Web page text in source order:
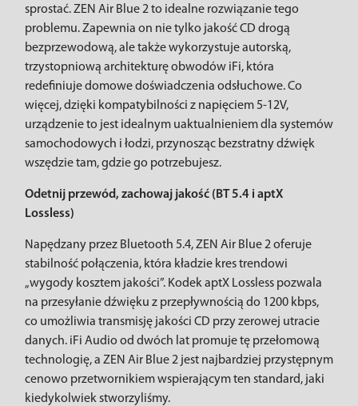
sprostać. ZEN Air Blue 2 to idealne rozwiązanie tego
problemu. Zapewnia on nie tylko jakość CD drogą
bezprzewodową, ale także wykorzystuje autorską,
trzystopniową architekturę obwodów iFi, która
redefiniuje domowe doświadczenia odsłuchowe. Co
więcej, dzięki kompatybilności z napięciem 5-12V,
urządzenie to jest idealnym uaktualnieniem dla systemów
samochodowych i łodzi, przynosząc bezstratny dźwięk
wszędzie tam, gdzie go potrzebujesz.
Odetnij przewód, zachowaj jakość (BT 5.4 i aptX
Lossless)
Napędzany przez Bluetooth 5.4, ZEN Air Blue 2 oferuje
stabilność połączenia, która kładzie kres trendowi
„wygody kosztem jakości”. Kodek aptX Lossless pozwala
na przesyłanie dźwięku z przepływnością do 1200 kbps,
co umożliwia transmisję jakości CD przy zerowej utracie
danych. iFi Audio od dwóch lat promuje tę przełomową
technologię, a ZEN Air Blue 2 jest najbardziej przystępnym
cenowo przetwornikiem wspierającym ten standard, jaki
kiedykolwiek stworzyliśmy.